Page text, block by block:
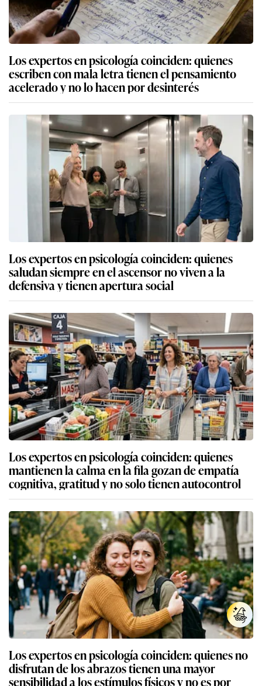
Los expertos en psicología coinciden: quienes
escriben con mala letra tienen el pensamiento
acelerado y no lo hacen por desinterés
Los expertos en psicología coinciden: quienes
saludan siempre en el ascensor no viven a la
defensiva y tienen apertura social
Los expertos en psicología coinciden: quienes
mantienen la calma en la fila gozan de empatía
cognitiva, gratitud y no solo tienen autocontrol
Los expertos en psicología coinciden: quienes no
disfrutan de los abrazos tienen una mayor
sensibilidad a los estímulos físicos y no es por